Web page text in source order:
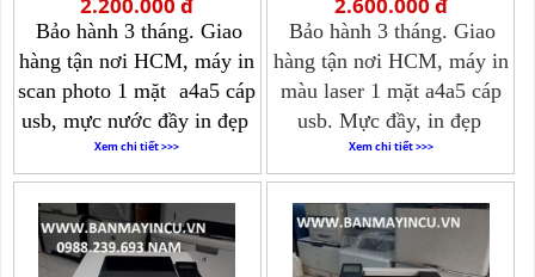
Bảo hành 3 tháng. Giao
hàng tận nơi HCM, máy in
scan photo 1 mặt a4a5 cáp
usb, mực nước đầy in đẹp
Xem chi tiết >>>
Bảo hành 3 tháng. Giao
hàng tận nơi HCM, máy in
màu laser 1 mặt a4a5 cáp
usb. Mực đầy, in đẹp
Xem chi tiết >>>